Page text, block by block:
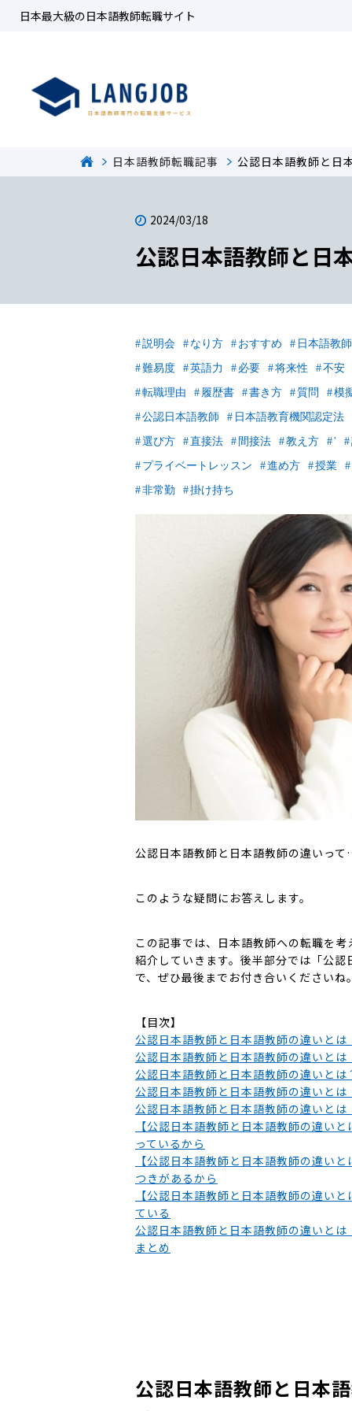
日本最大級の日本語教師転職サイト
日本語教師転職記事 公認日本語教師と日
2024/03/18
公認日本語教師と日
説明会 なり方 おすすめ 日本語教師
難易度 英語力 必要 将来性 不安
転職理由 履歴書 書き方 質問 模
公認日本語教師 日本語教育機関認定法
選び方 直接法 間接法 教え方 '
プライベートレッスン 進め方 授業
非常勤 掛け持ち
公認日本語教師と日本語教師の違いっ
このような疑問にお答えします。
この記事では、日本語教師への転職を
紹介していきます。後半部分では「公
で、ぜひ最後までお付き合いくださいね
【目次】
公認日本語教師と日本語教師の違いと
公認日本語教師と日本語教師の違いと
公認日本語教師と日本語教師の違いとは
公認日本語教師と日本語教師の違いと
公認日本語教師と日本語教師の違いと
【公認日本語教師と日本語教師の違い
っているから
【公認日本語教師と日本語教師の違い
つきがあるから
【公認日本語教師と日本語教師の違い
ている
公認日本語教師と日本語教師の違いと
まとめ
公認日本語教師と日本